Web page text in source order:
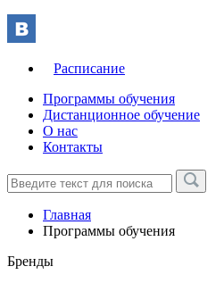
Расписание
Программы обучения
Дистанционное обучение
О нас
Контакты
Главная
Программы обучения
Бренды